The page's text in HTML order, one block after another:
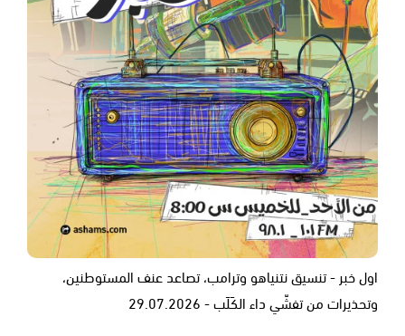
اول خبر - تنسيق نتنياهو وترامب، تصاعد عنف المستوطنين،
وتحذيرات من تفشّي داء الكَلَب - 29.07.2026